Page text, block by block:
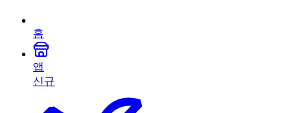
홈
앱
신규